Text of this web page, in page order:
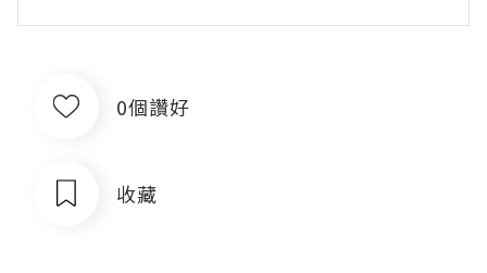
0個讚好
收藏